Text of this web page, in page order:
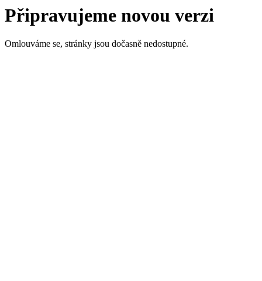
Připravujeme novou verzi
Omlouváme se, stránky jsou dočasně nedostupné.